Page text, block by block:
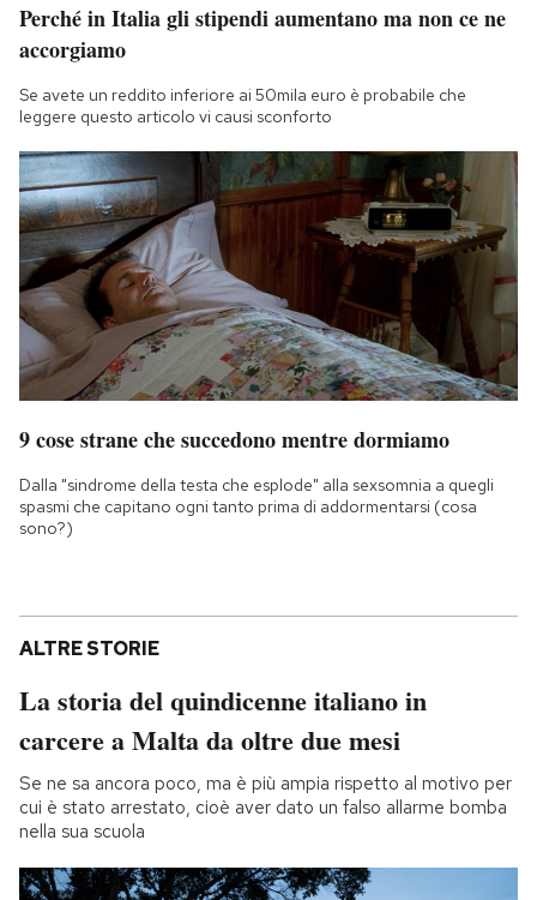
Perché in Italia gli stipendi aumentano ma non ce ne
accorgiamo
Se avete un reddito inferiore ai 50mila euro è probabile che
leggere questo articolo vi causi sconforto
9 cose strane che succedono mentre dormiamo
Dalla "sindrome della testa che esplode" alla sexsomnia a quegli
spasmi che capitano ogni tanto prima di addormentarsi (cosa
sono?)
ALTRE STORIE
La storia del quindicenne italiano in
carcere a Malta da oltre due mesi
Se ne sa ancora poco, ma è più ampia rispetto al motivo per
cui è stato arrestato, cioè aver dato un falso allarme bomba
nella sua scuola